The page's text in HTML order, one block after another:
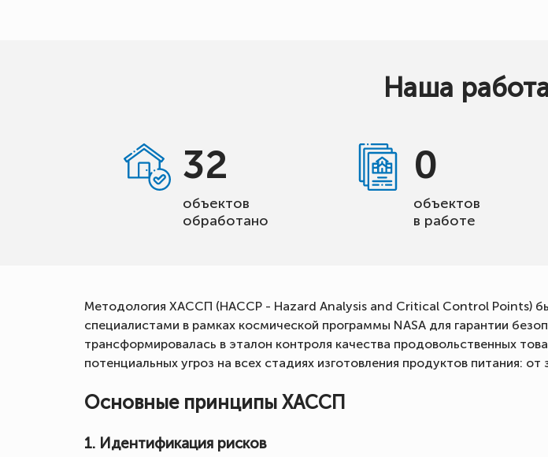
Наша
32
объектов
обработано
0
объектов
в работе
Методология ХАССП (HACCP - Hazard Analysis and Critical Control Points)
специалистами в рамках космической программы NASA для гарантии
трансформировалась в эталон контроля качества продовольственных
потенциальных угроз на всех стадиях изготовления продуктов питания:
Основные принципы ХАССП
1. Идентификация рисков